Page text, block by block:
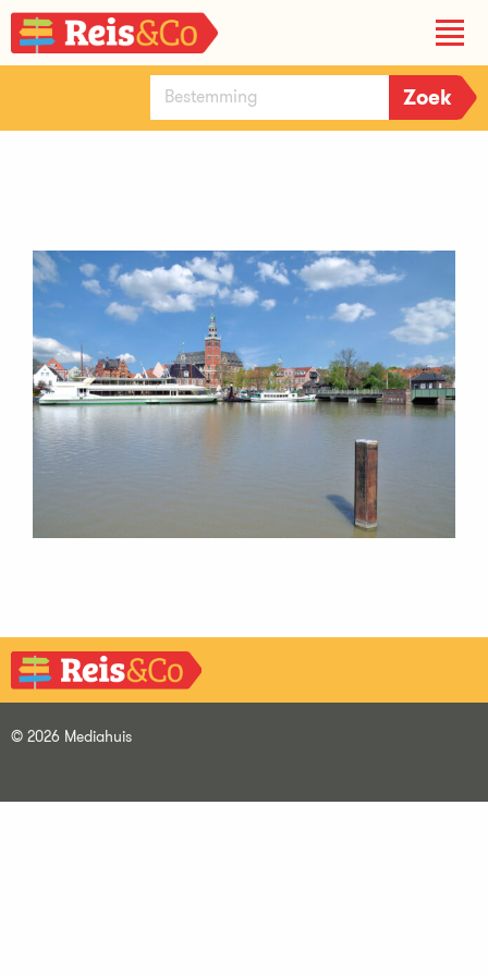
© 2026 Mediahuis